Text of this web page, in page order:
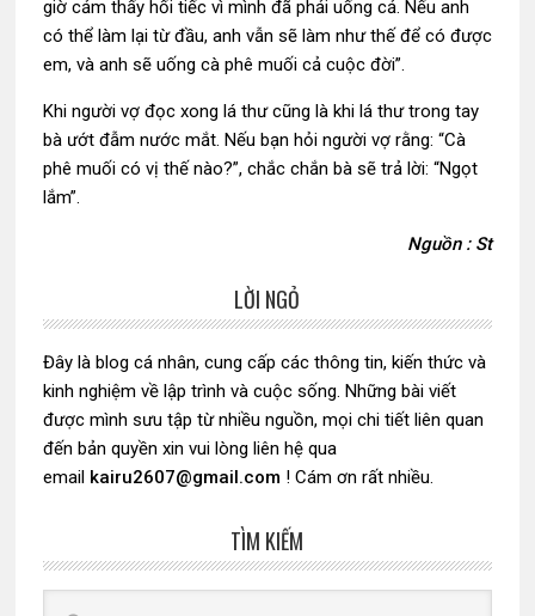
giờ cảm thấy hối tiếc vì mình đã phải uống cả. Nếu anh
có thể làm lại từ đầu, anh vẫn sẽ làm như thế để có được
em, và anh sẽ uống cà phê muối cả cuộc đời”.
Khi người vợ đọc xong lá thư cũng là khi lá thư trong tay
bà ướt đẫm nước mắt. Nếu bạn hỏi người vợ rằng: “Cà
phê muối có vị thế nào?”, chắc chắn bà sẽ trả lời: “Ngọt
lắm”.
Nguồn : St
chính
LỜI NGỎ
Đây là blog cá nhân, cung cấp các thông tin, kiến thức và
kinh nghiệm về lập trình và cuộc sống. Những bài viết
được mình sưu tập từ nhiều nguồn, mọi chi tiết liên quan
đến bản quyền xin vui lòng liên hệ qua
email kairu2607@gmail.com ! Cám ơn rất nhiều.
TÌM KIẾM